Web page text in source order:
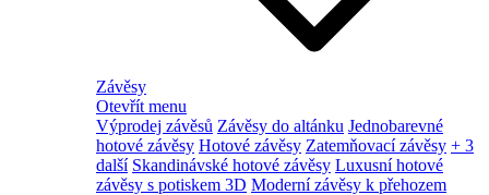
Závěsy
Otevřít menu
Výprodej závěsů Závěsy do altánku Jednobarevné
hotové závěsy Hotové závěsy Zatemňovací závěsy + 3
další Skandinávské hotové závěsy Luxusní hotové
závěsy s potiskem 3D Moderní závěsy k přehozem